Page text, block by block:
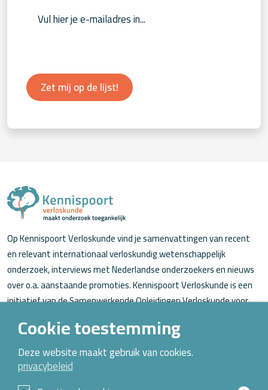
Zet mij op de lijst!
Op Kennispoort Verloskunde vind je samenvattingen van recent
en relevant internationaal verloskundig wetenschappelijk
onderzoek, interviews met Nederlandse onderzoekers en nieuws
over o.a. aanstaande promoties. Kennispoort Verloskunde is een
initiatief van de Samenwerkende Opleidingen Verloskunde voor
Over Kennispoort Verloskunde
Contact
Archief
Cookie toestemming
Deze website maakt gebruik van cookies.
privacybeleid